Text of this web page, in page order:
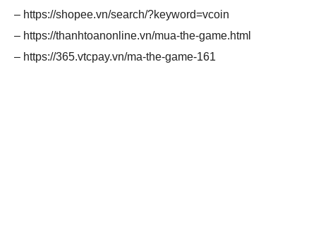
– https://shopee.vn/search/?keyword=vcoin
– https://thanhtoanonline.vn/mua-the-game.html
– https://365.vtcpay.vn/ma-the-game-161